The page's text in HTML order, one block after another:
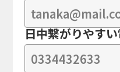
日中繋がりやす